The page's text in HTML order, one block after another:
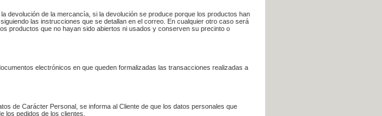
devolución de la mercancía, si la devolución se produce porque los productos han
las instrucciones que se detallan en el correo. En cualquier otro caso será
productos que no hayan sido abiertos ni usados y conserven su precinto o
electrónicos en que queden formalizadas las transacciones realizadas a
de Carácter Personal, se informa al Cliente de que los datos personales que
los pedidos de los clientes.